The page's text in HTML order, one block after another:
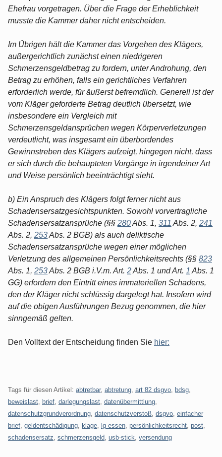
Ehefrau vorgetragen. Über die Frage der Erheblichkeit
musste die Kammer daher nicht entscheiden.
Im Übrigen hält die Kammer das Vorgehen des Klägers,
außergerichtlich zunächst einen niedrigeren
Schmerzensgeldbetrag zu fordern, unter Androhung, den
Betrag zu erhöhen, falls ein gerichtliches Verfahren
erforderlich werde, für äußerst befremdlich. Generell ist der
vom Kläger geforderte Betrag deutlich übersetzt, wie
insbesondere ein Vergleich mit
Schmerzensgeldansprüchen wegen Körperverletzungen
verdeutlicht, was insgesamt ein überbordendes
Gewinnstreben des Klägers aufzeigt, hingegen nicht, dass
er sich durch die behaupteten Vorgänge in irgendeiner Art
und Weise persönlich beeinträchtigt sieht.
b) Ein Anspruch des Klägers folgt ferner nicht aus
Schadensersatzgesichtspunkten. Sowohl vorvertragliche
Schadensersatzansprüche (§§ 280Abs. 1, 311 Abs. 2, 241
Abs. 2, 253Abs. 2 BGB) als auch deliktische
Schadensersatzansprüche wegen einer möglichen
Verletzung des allgemeinen Persönlichkeitsrechts (§§ 823
Abs. 1, 253Abs. 2 BGB i.V.m. Art. 2Abs. 1 und Art. 1 Abs. 1
GG) erfordern den Eintritt eines immateriellen Schadens,
den der Kläger nicht schlüssig dargelegt hat. Insofern wird
auf die obigen Ausführungen Bezug genommen, die hier
sinngemäß gelten.
Den Volltext der Entscheidung finden Sie hier:
Tags für diesen Artikel: abtretbar, abtretung art 82 dsgvo bdsg
beweislast
brief darlegungslast datenübermittlung
datenschutzgrundverordnung datenschutzverstoß dsgvo einfacher
brief geldentschädigung klage lg essen persönlichkeitsrecht post
schadensersatz schmerzensgeld usb-stick versendung